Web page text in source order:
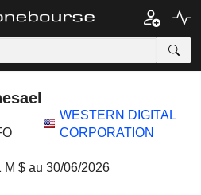
WESTERN DIGITAL
CORPORATION
M $ au 30/06/2026